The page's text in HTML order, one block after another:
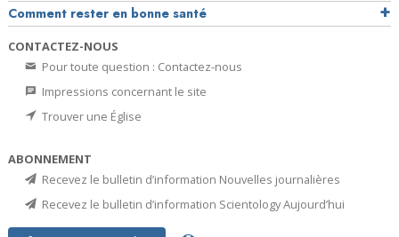
Comment rester en bonne santé
CONTACTEZ-NOUS
Pour toute question : Contactez-nous
Impressions concernant le site
Trouver une Église
ABONNEMENT
Recevez le bulletin d’information Nouvelles journalières
Recevez le bulletin d’information Scientology Aujourd’hui